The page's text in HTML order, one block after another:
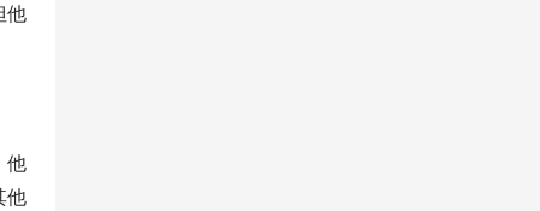
他
他
他